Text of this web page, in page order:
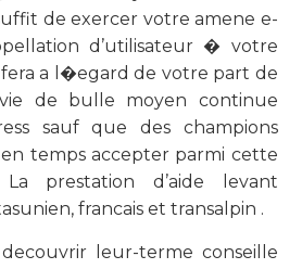
de exercer votre amene e-
d’utilisateur � votre
a l�egard de votre part de
de bulle moyen continue
sauf que des champions
temps accepter parmi cette
La prestation d’aide levant
francais et transalpin .
decouvrir leur-terme conseille